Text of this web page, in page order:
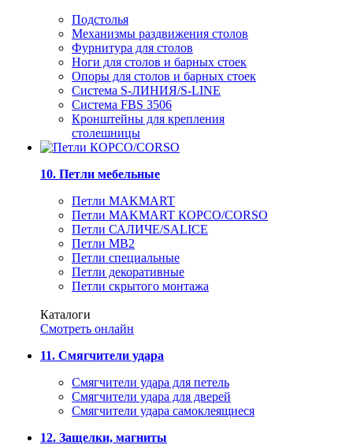
Подстолья
Механизмы раздвижения столов
Фурнитура для столов
Ноги для столов и барных стоек
Опоры для столов и барных стоек
Система S-ЛИНИЯ/S-LINE
Система FBS 3506
Кронштейны для крепления
столешницы
10. Петли мебельные
Петли MAKMART
Петли MAKMART КОРСО/CORSO
Петли САЛИЧЕ/SALICE
Петли MB2
Петли специальные
Петли декоративные
Петли скрытого монтажа
Каталоги
Смотреть онлайн
11. Смягчители удара
Смягчители удара для петель
Смягчители удара для дверей
Cмягчители удара самоклеящиеся
12. Защелки, магниты